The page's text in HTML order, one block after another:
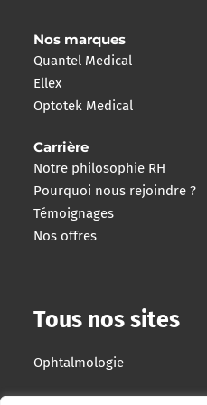
Nos marques
Quantel Medical
Ellex
Optotek Medical
Carrière
Notre philosophie RH
Pourquoi nous rejoindre ?
Témoignages
Nos offres
Tous nos sites
Ophtalmologie